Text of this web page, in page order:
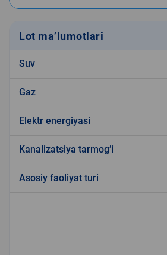
Lot ma’lumotlari
Suv
Gaz
Elektr energiyasi
Kanalizatsiya tarmogʼi
Аsosiy faoliyat turi